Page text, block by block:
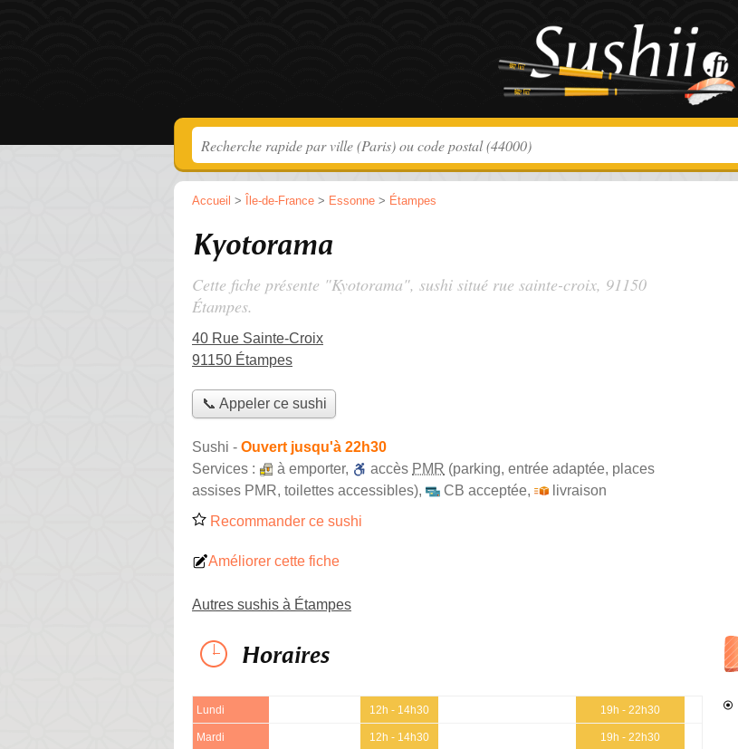
Accueil > Île-de-France > Essonne > Étampes
Kyotorama
Cette fiche présente "Kyotorama", sushi situé rue sainte-croix, 91150
Étampes.
40 Rue Sainte-Croix
91150 Étampes
📞 Appeler ce sushi
Sushi - Ouvert jusqu'à 22h30
Services :
à emporter, accès PMR (parking, entrée adaptée, places
assises PMR, toilettes accessibles), CB acceptée,
livraison
Recommander ce sushi
Améliorer cette fiche
Autres sushis à Étampes
Horaires
Lundi 12h - 14h30 19h - 22h30
Mardi 12h - 14h30 19h - 22h30